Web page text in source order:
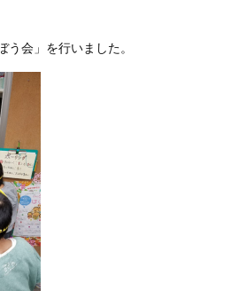
会」を行いました。